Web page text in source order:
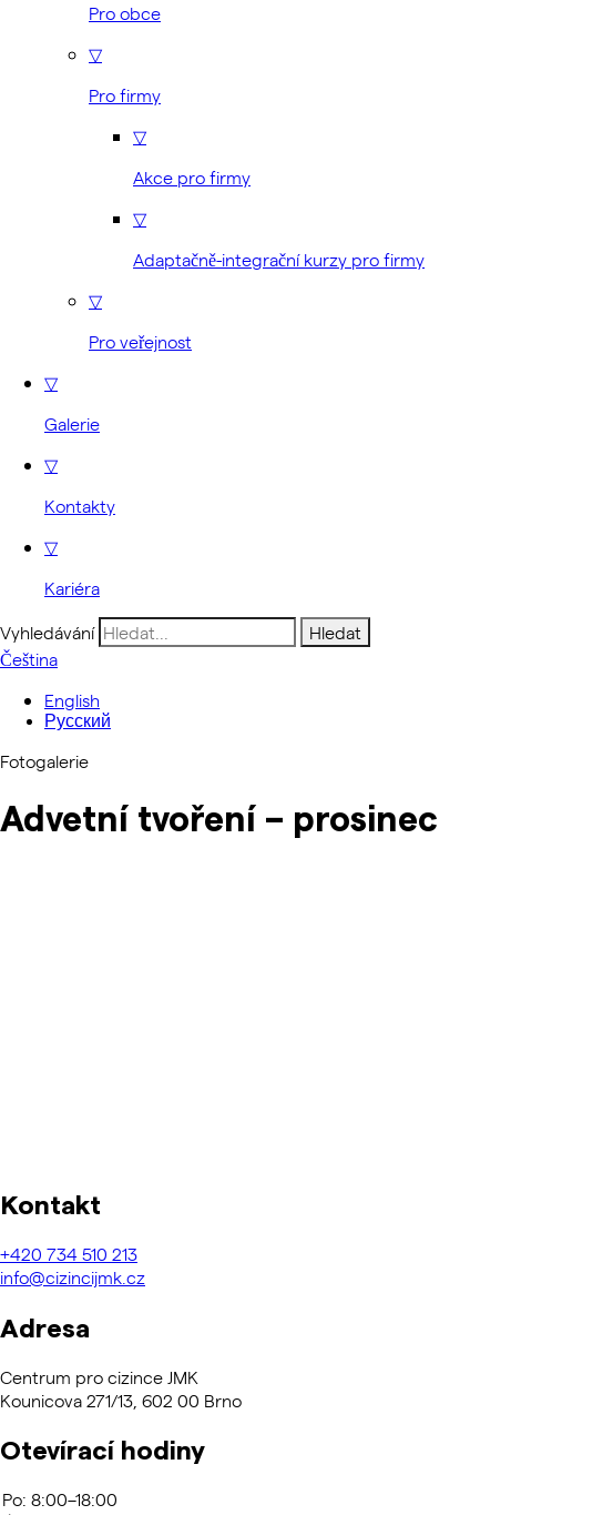
Pro obce
▽
Pro firmy
▽
Akce pro firmy
▽
Adaptačně-integrační kurzy pro firmy
▽
Pro veřejnost
▽
Galerie
▽
Kontakty
▽
Kariéra
Vyhledávání
Čeština
English
Русский
Fotogalerie
Advetní tvoření – prosinec
Kontakt
+420 734 510 213
info@cizincijmk.cz
Adresa
Centrum pro cizince JMK
Kounicova 271/13, 602 00 Brno
Otevírací hodiny